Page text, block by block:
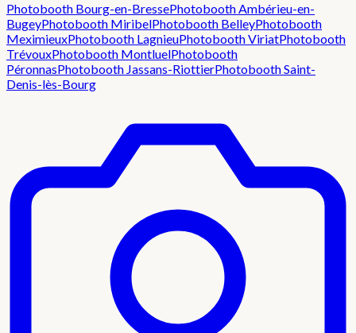
Photobooth Bourg-en-BressePhotoboothAmbérieu-en-
BugeyPhotobooth MiribelPhotobooth BelleyPhotobooth
MeximieuxPhotobooth LagnieuPhotoboothViriatPhotobooth
TrévouxPhotobooth MontluelPhotobooth
PéronnasPhotobooth Jassans-RiottierPhotoboothSaint-
Denis-lès-Bourg